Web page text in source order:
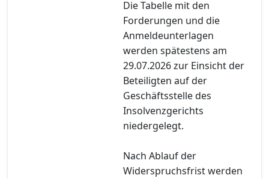
Die Tabelle mit den
Forderungen und die
Anmeldeunterlagen
werden spätestens am
29.07.2026 zur Einsicht der
Beteiligten auf der
Geschäftsstelle des
Insolvenzgerichts
niedergelegt.
Nach Ablauf der
Widerspruchsfrist werden